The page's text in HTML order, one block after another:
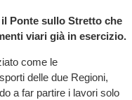
Ponte sullo Stretto che
viari già in esercizio.
come le
delle due Regioni,
a far partire i lavori solo